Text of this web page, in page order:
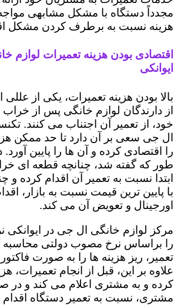
مجدداً دستگاه با مشکل مشابهی
هزینه نسبت به برطرف کردن مشکل
اقتصادی بودن هزینه تعمیرات لوازم
ایوانکی
بالا بودن هزینه تعمیرات، یکی از
از دارندگان لوازم خانگی پس از
خود، از تعمیر آن اجتناب می کنند.
ال جی سعی بر آن دارد تا حد ممکن
را اقتصادی کرده و آن ها را پایین
طور که گفته شد، چنانچه قطعه ای
ابتدا نسبت به تعمیر آن اقدام کرده و
با پایین ترین قیمت نسبت به بازار،
اورجینال و تعویض آن می کند.
مرکز لوازم خانگی ال جی در ایوانکی
را براساس نرخ مصوب دولتی محاسبه
تعمیر، ریز هزینه ها را به صورت
علاوه بر این، قبل از انجام تعمیرات،
کرده و به مشتری اعلام می کند و
مشتری، نسبت به تعمیر دستگاه